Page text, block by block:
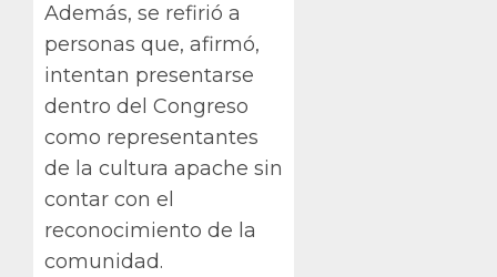
Además, se refirió a
personas que, afirmó,
intentan presentarse
dentro del Congreso
como representantes
de la cultura apache sin
contar con el
reconocimiento de la
comunidad.